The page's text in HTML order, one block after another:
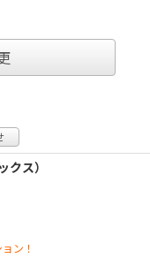
ス）
ン！